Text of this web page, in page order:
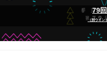
79
（別ウイン